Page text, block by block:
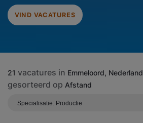
VIND VACATURES
21 vacatures in Emmeloord, Nederland
gesorteerd op Afstand
Specialisatie: Productie